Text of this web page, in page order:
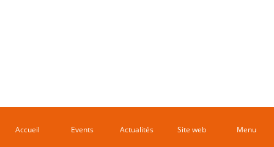
Accueil Events Actualités Site web Menu